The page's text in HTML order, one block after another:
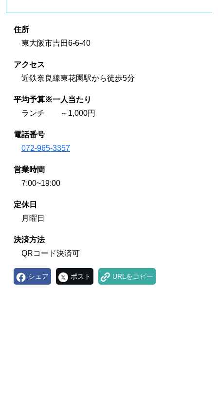
住所
東大阪市吉田6-6-40
アクセス
近鉄奈良線東花園駅から徒歩5分
平均予算※一人当たり
ランチ ～1,000円
電話番号
072-965-3357
営業時間
7:00~19:00
定休日
月曜日
決済方法
QRコード決済可
シェア ポスト URLをコピー